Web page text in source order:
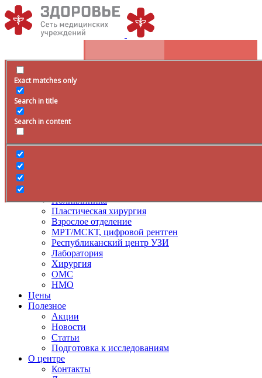
Exact matches only
Search in title
Search in content
Расписание
+79285399105 Время работы
Поликлиника
Пластическая хирургия
Взрослое отделение
МРТ/МСКТ, цифровой рентген
Республиканский центр УЗИ
Лаборатория
Хирургия
ОМС
НМО
Цены
Полезное
Акции
Новости
Статьи
Подготовка к исследованиям
О центре
Контакты